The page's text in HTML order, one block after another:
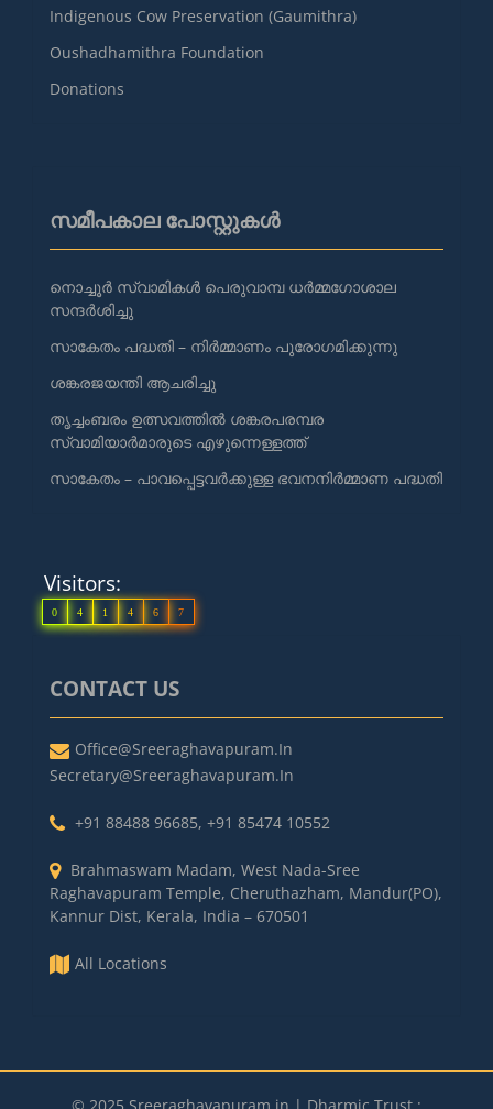
Indigenous Cow Preservation (Gaumithra)
Oushadhamithra Foundation
Donations
സമീപകാല പോസ്റ്റുകൾ
നൊച്ചൂർ സ്വാമികൾ പെരുവാമ്പ ധർമ്മഗോശാല
സന്ദർശിച്ചു
സാകേതം പദ്ധതി – നിർമ്മാണം പുരോഗമിക്കുന്നു
ശങ്കരജയന്തി ആചരിച്ചു
തൃച്ചംബരം ഉത്സവത്തിൽ ശങ്കരപരമ്പര
സ്വാമിയാർമാരുടെ എഴുന്നെള്ളത്ത്
സാകേതം – പാവപ്പെട്ടവർക്കുള്ള ഭവനനിർമ്മാണ പദ്ധതി
Visitors:
0 4 1 4 6 7
CONTACT US
Office@sreeraghavapuram.in
Secretary@sreeraghavapuram.in
+91 88488 96685, +91 85474 10552
Brahmaswam Madam, West Nada-Sree
Raghavapuram Temple, Cheruthazham, Mandur(PO),
Kannur Dist, Kerala, India – 670501
All Locations